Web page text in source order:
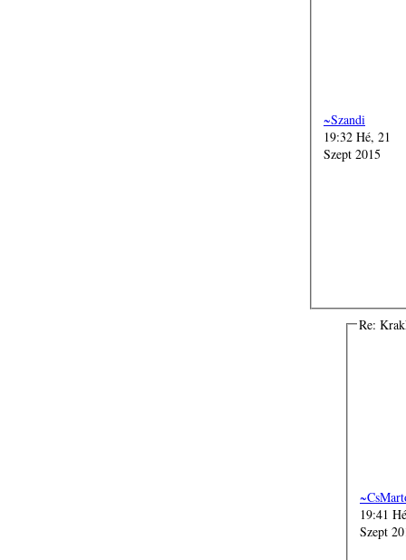
~Szandi
19:32 Hé, 21
Szept 2015
Re:
19:41
Szept